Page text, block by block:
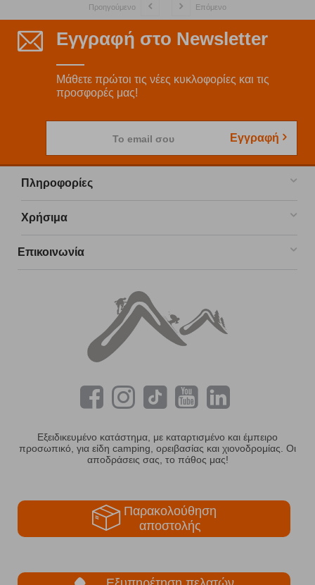
Προηγούμενο Επόμενο
Εγγραφή στο Newsletter
Μάθετε πρώτοι τις νέες κυκλοφορίες και τις
προσφορές μας!
Το email σου Εγγραφή
Πληροφορίες
Χρήσιμα
Επικοινωνία
Εξειδικευμένο κατάστημα, με καταρτισμένο και έμπειρο
προσωπικό, για είδη camping, ορειβασίας και χιονοδρομίας. Οι
αποδράσεις σας, το πάθος μας!
Παρακολούθηση
αποστολής